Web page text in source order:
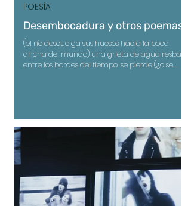
Desembocadura y otros poemas
(el río descuelga sus huesos hacia la boca
ancha del mundo) una grieta de agua resbala
entre los bordes del tiempo, se pierde (¿o se
POESÍA